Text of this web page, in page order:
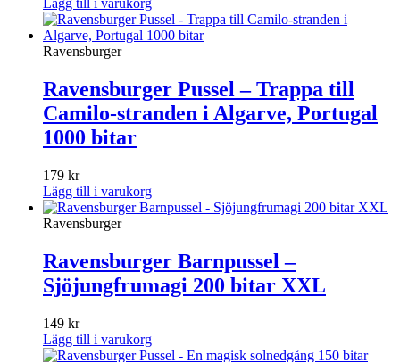
Lägg till i varukorg
Ravensburger
Ravensburger Pussel – Trappa till
Camilo-stranden i Algarve, Portugal
1000 bitar
179 kr
Lägg till i varukorg
Ravensburger
Ravensburger Barnpussel –
Sjöjungfrumagi 200 bitar XXL
149 kr
Lägg till i varukorg